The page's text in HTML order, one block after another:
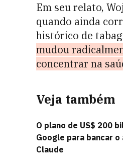
Em seu relato,
quando ainda
histórico de
mudou
concentrar na
Veja também
O plano de US$ 200
Google para bancar o
Claude